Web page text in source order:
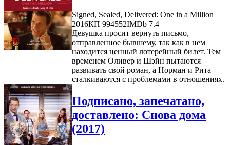
Signed, Sealed, Delivered: One in a Million
2016КП 994552IMDb 7.4
Девушка просит вернуть письмо,
отправленное бывшему, так как в нем
находится ценный лотерейный билет. Тем
временем Оливер и Шэйн пытаются
развивать свой роман, а Норман и Рита
сталкиваются с проблемами в отношениях.
Подписано, запечатано,
доставлено: Снова дома
(2017)